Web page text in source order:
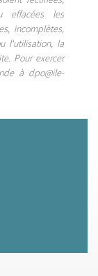
effacées les
incomplètes,
l'utilisation, la
Pour exercer
à ​dpo@ile-